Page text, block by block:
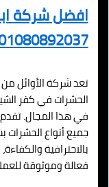
افضل شركة
تعد شركة الأوائل
الحشرات في كفر
في هذا المجال.
جميع أنواع
بالاحترافية
فعالة وموثوقة